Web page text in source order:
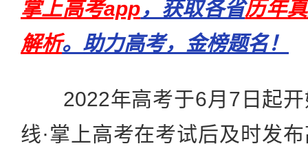
掌上高考app ，获取各省历年
解析。助力高考，金榜题名！
2022年高考于6月7日起开
线·掌上高考在考试后及时发